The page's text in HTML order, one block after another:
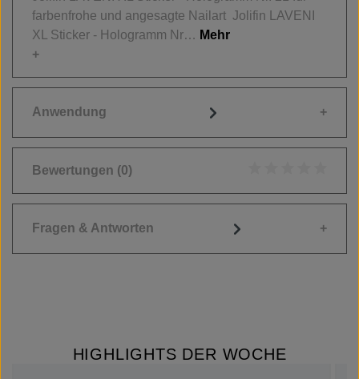
farbenfrohe und angesagte Nailart Jolifin LAVENI
XL Sticker - Hologramm Nr… Mehr
Anwendung
Bewertungen (0)
Fragen & Antworten
HIGHLIGHTS DER WOCHE